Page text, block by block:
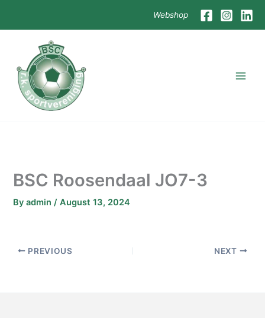
Webshop
BSC Roosendaal JO7-3
Byadmin/August 13, 2024
PREVIOUS NEXT